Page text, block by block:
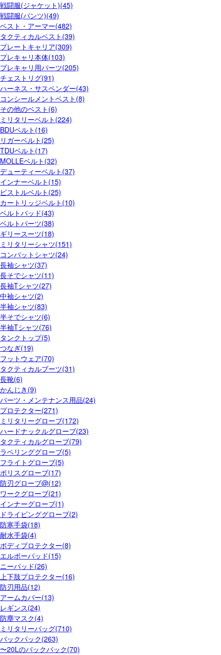
戦闘服(ジャケット)(45)
戦闘服(パンツ)(49)
ベスト・アーマー(482)
タクティカルベスト(39)
プレートキャリア(309)
プレキャリ本体(103)
プレキャリ用パーツ(205)
チェストリグ(91)
ハーネス・サスペンダー(43)
コンシールメントベスト(8)
その他のベスト(6)
ミリタリーベルト(224)
BDUベルト(16)
リガーベルト(25)
TDUベルト(17)
MOLLEベルト(32)
デューティーベルト(37)
インナーベルト(15)
ピストルベルト(25)
カートリッジベルト(10)
ベルトパッド(43)
ベルトパーツ(38)
ギリースーツ(18)
ミリタリーシャツ(151)
コンバットシャツ(24)
長袖シャツ(37)
長そでシャツ(11)
長袖Tシャツ(27)
中袖シャツ(2)
半袖シャツ(83)
半そでシャツ(6)
半袖Tシャツ(76)
タンクトップ(5)
つなぎ(19)
フットウェア(70)
タクティカルブーツ(31)
長靴(6)
かんじき(9)
パーツ・メンテナンス用品(24)
プロテクター(271)
ミリタリーグローブ(172)
ハードナックルグローブ(23)
タクティカルグローブ(79)
ラペリンググローブ(5)
フライトグローブ(5)
ポリスグローブ(17)
防刃グローブ@(12)
ワークグローブ(21)
インナーグローブ(1)
ドライビンググローブ(2)
防寒手袋(18)
耐水手袋(4)
ボディプロテクター(8)
エルボーパッド(15)
ニーパッド(26)
上下肢プロテクター(16)
防刃用品(12)
アームカバー(13)
レギンス(24)
防塵マスク(4)
ミリタリーバッグ(710)
バックパック(263)
〜20Lのバックパック(70)